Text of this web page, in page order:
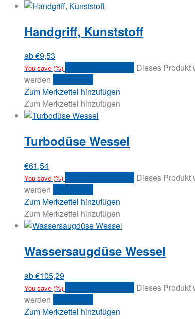
Handgriff, Kunststoff
ab€9,53
You save (%)
Dieses Produkt
werden
Zum Merkzettel hinzufügen
Zum Merkzettel hinzufügen
Turbodüse Wessel
€61,54
You save (%)
Dieses Produkt
werden
Zum Merkzettel hinzufügen
Zum Merkzettel hinzufügen
Wassersaugdüse Wessel
ab€105,29
You save (%)
Dieses Produkt
werden
Zum Merkzettel hinzufügen